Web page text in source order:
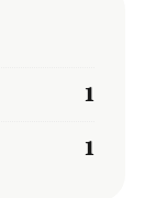
1
1